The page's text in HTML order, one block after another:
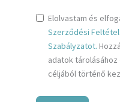
Elolvastam és
Szerződési
Szabályzatot.
adatok
céljából történő